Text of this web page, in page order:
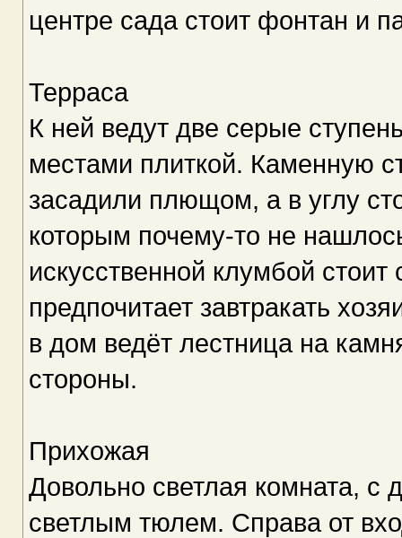
центре сада стоит фонтан и
Терраса
К ней ведут две серые
местами плиткой. Каменную
засадили плющом, а в углу
которым почему-то не
искусственной клумбой
предпочитает завтракать
в дом ведёт лестница на
стороны.
Прихожая
Довольно светлая комната,
светлым тюлем. Справа от